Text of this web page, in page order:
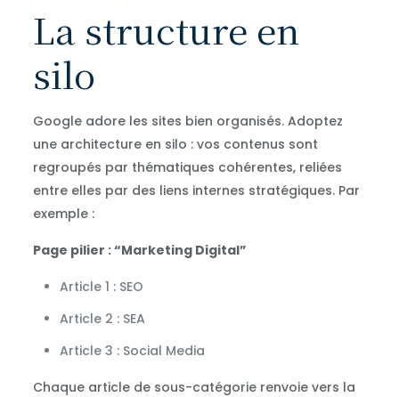
La structure en
silo
Google adore les sites bien organisés. Adoptez
une architecture en silo : vos contenus sont
regroupés par thématiques cohérentes, reliées
entre elles par des liens internes stratégiques. Par
exemple :
Page pilier : “Marketing Digital”
Article 1 : SEO
Article 2 : SEA
Article 3 : Social Media
Chaque article de sous-catégorie renvoie vers la